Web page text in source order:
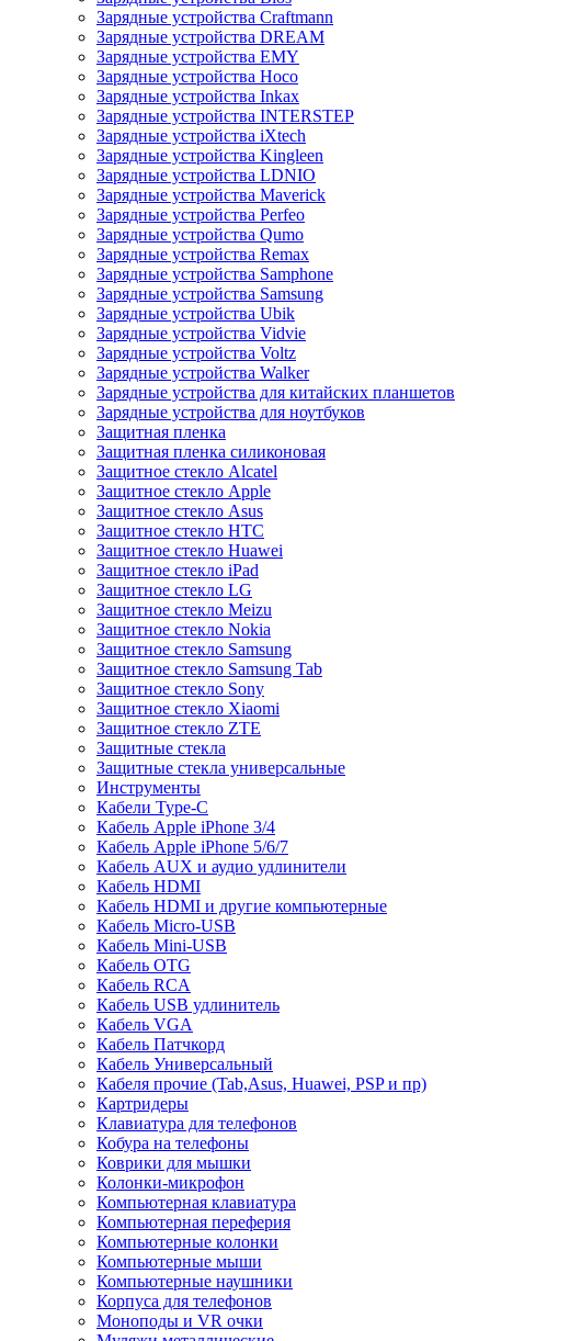
Зарядные устройства Craftmann
Зарядные устройства DREAM
Зарядные устройства EMY
Зарядные устройства Hoco
Зарядные устройства Inkax
Зарядные устройства INTERSTEP
Зарядные устройства iXtech
Зарядные устройства Kingleen
Зарядные устройства LDNIO
Зарядные устройства Maverick
Зарядные устройства Perfeo
Зарядные устройства Qumo
Зарядные устройства Remax
Зарядные устройства Samphone
Зарядные устройства Samsung
Зарядные устройства Ubik
Зарядные устройства Vidvie
Зарядные устройства Voltz
Зарядные устройства Walker
Зарядные устройства для китайских планшетов
Зарядные устройства для ноутбуков
Защитная пленка
Защитная пленка силиконовая
Защитное стекло Alcatel
Защитное стекло Apple
Защитное стекло Asus
Защитное стекло HTC
Защитное стекло Huawei
Защитное стекло iPad
Защитное стекло LG
Защитное стекло Meizu
Защитное стекло Nokia
Защитное стекло Samsung
Защитное стекло Samsung Tab
Защитное стекло Sony
Защитное стекло Xiaomi
Защитное стекло ZTE
Защитные стекла
Защитные стекла универсальные
Инструменты
Кабели Type-C
Кабель Apple iPhone 3/4
Кабель Apple iPhone 5/6/7
Кабель AUX и аудио удлинители
Кабель HDMI
Кабель HDMI и другие компьютерные
Кабель Micro-USB
Кабель Mini-USB
Кабель OTG
Кабель RCA
Кабель USB удлинитель
Кабель VGA
Кабель Патчкорд
Кабель Универсальный
Кабеля прочие (Tab,Asus, Huawei, PSP и пр)
Картридеры
Клавиатура для телефонов
Кобура на телефоны
Коврики для мышки
Колонки-микрофон
Компьютерная клавиатура
Компьютерная переферия
Компьютерные колонки
Компьютерные мыши
Компьютерные наушники
Корпуса для телефонов
Моноподы и VR очки